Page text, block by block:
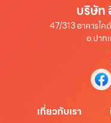
บริษัท
47/313 อาคารไ
อ.ปาก
เกี่ยวกับเรา